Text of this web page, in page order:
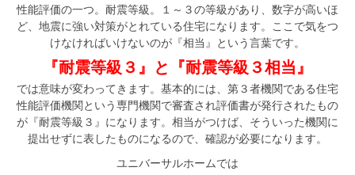
性能評価の一つ。耐震等級。１～３の等級があり、数字が高いほ
ど、地震に強い対策がとれている住宅になります。ここで気をつ
けなければいけないのが『相当』という言葉です。
『耐震等級３』と『耐震等級３相当』
では意味が変わってきます。基本的には、第３者機関である住宅
性能評価機関という専門機関で審査され評価書が発行されたもの
が『耐震等級３』になります。相当がつけば、そういった機関に
提出せずに表したものになるので、確認が必要になります。
ユニバーサルホームでは